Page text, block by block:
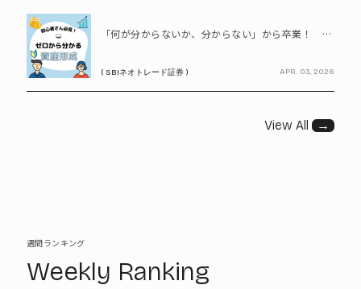
PR
「何が分からないか、分からない」から卒業！ SBIネオトレード証券で学ぶ、はじめての資産形成
( SBIネオトレード証券 ) APR. 03, 2026
View All →
週間ランキング
Weekly Ranking